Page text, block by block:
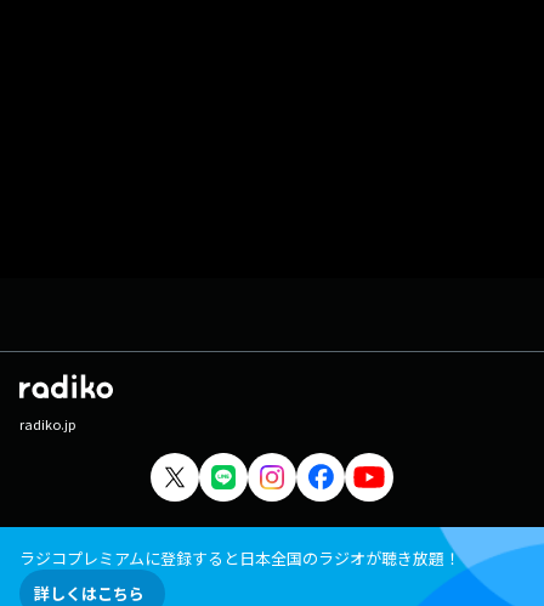
radiko.jp
ラジコプレミアムに登録すると日本全国のラジオが聴き放題！
詳しくはこちら